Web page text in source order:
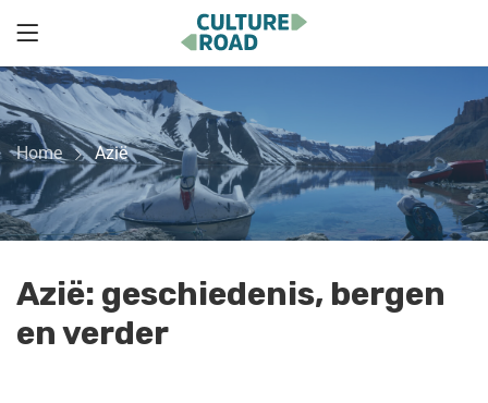
Home Azië
Azië: geschiedenis, bergen
en verder